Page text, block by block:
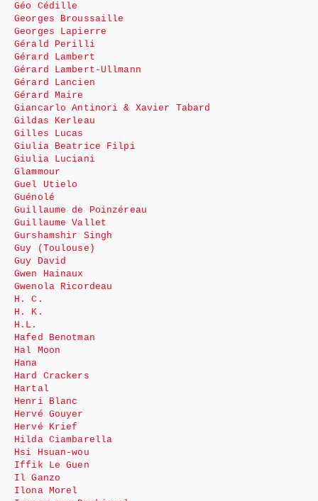
Géo Cédille
Georges Broussaille
Georges Lapierre
Gérald Perilli
Gérard Lambert
Gérard Lambert-Ullmann
Gérard Lancien
Gérard Maire
Giancarlo Antinori & Xavier Tabard
Gildas Kerleau
Gilles Lucas
Giulia Beatrice Filpi
Giulia Luciani
Glammour
Guel Utielo
Guénolé
Guillaume de Poinzéreau
Guillaume Vallet
Gurshamshir Singh
Guy (Toulouse)
Guy David
Gwen Hainaux
Gwenola Ricordeau
H. C.
H. K.
H.L.
Hafed Benotman
Hal Moon
Hana
Hard Crackers
Hartal
Henri Blanc
Hervé Gouyer
Hervé Krief
Hilda Ciambarella
Hsi Hsuan-wou
Iffik Le Guen
Il Ganzo
Ilona Morel